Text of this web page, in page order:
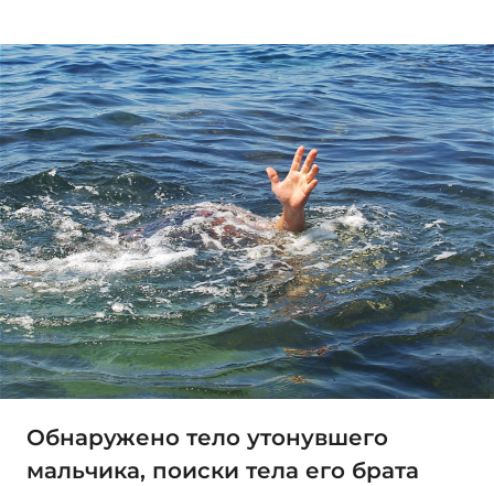
Обнаружено тело утонувшего
мальчика, поиски тела его брата